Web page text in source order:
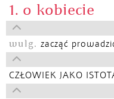
1. o kobiecie
wulg. zacząć
CZŁOWIEK JAKO